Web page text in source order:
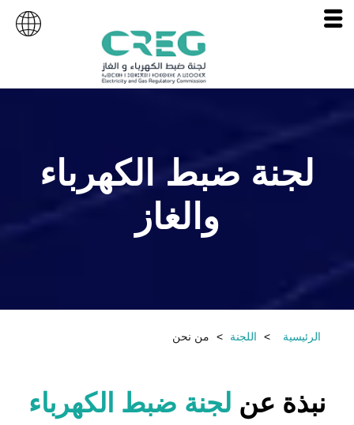
لجنة ضبط الكهرباء
والغاز
الرئيسية اللجنة من نحن
نبذة عن لجنة ضبط الكهرباء